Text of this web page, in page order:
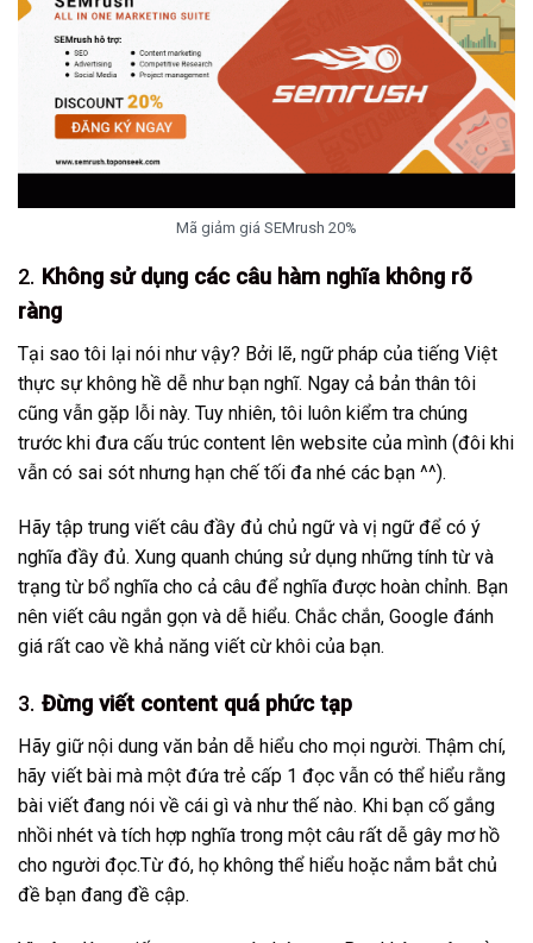
Mã giảm giá SEMrush 20%
2. Không sử dụng các câu hàm nghĩa không rõ
ràng
Tại sao tôi lại nói như vậy? Bởi lẽ, ngữ pháp của tiếng Việt
thực sự không hề dễ như bạn nghĩ. Ngay cả bản thân tôi
cũng vẫn gặp lỗi này. Tuy nhiên, tôi luôn kiểm tra chúng
trước khi đưa cấu trúc content lên website của mình (đôi khi
vẫn có sai sót nhưng hạn chế tối đa nhé các bạn ^^).
Hãy tập trung viết câu đầy đủ chủ ngữ và vị ngữ để có ý
nghĩa đầy đủ. Xung quanh chúng sử dụng những tính từ và
trạng từ bổ nghĩa cho cả câu để nghĩa được hoàn chỉnh. Bạn
nên viết câu ngắn gọn và dễ hiểu. Chắc chắn, Google đánh
giá rất cao về khả năng viết cừ khôi của bạn.
3. Đừng viết content quá phức tạp
Hãy giữ nội dung văn bản dễ hiểu cho mọi người. Thậm chí,
hãy viết bài mà một đứa trẻ cấp 1 đọc vẫn có thể hiểu rằng
bài viết đang nói về cái gì và như thế nào. Khi bạn cố gắng
nhồi nhét và tích hợp nghĩa trong một câu rất dễ gây mơ hồ
cho người đọc.Từ đó, họ không thể hiểu hoặc nắm bắt chủ
đề bạn đang đề cập.